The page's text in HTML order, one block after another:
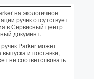
на экологичное
ручек отсутствует
в Сервисный центр
документ.
Parker может
и поставки,
не соответствовать